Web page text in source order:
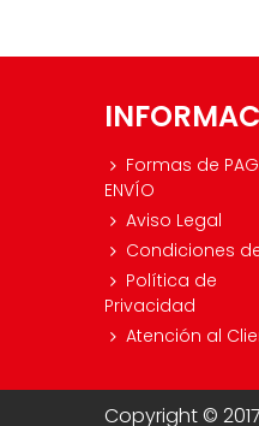
Formas de
ENVÍO
Aviso Legal
Condiciones
Política de
Privacidad
Atención al
Copyright ©